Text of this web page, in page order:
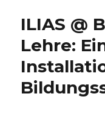
ILIAS @
Lehre: